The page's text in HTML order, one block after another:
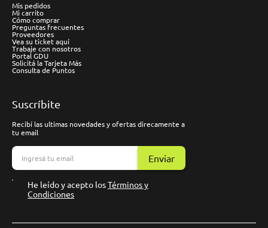
Mis pedidos
Mi carrito
Cómo comprar
Preguntas frecuentes
Proveedores
Vea su ticket aquí
Trabaje con nosotros
Portal GDU
Solicitá la Tarjeta Más
Consulta de Puntos
Suscríbite
Recibí las ultimas novedades y ofertas direcamente a
tu email
Enviar
He leído y acepto losTérminos y
Condiciones